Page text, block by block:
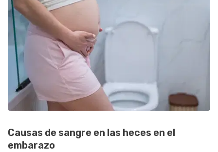
Causas de sangre en las heces en el
embarazo